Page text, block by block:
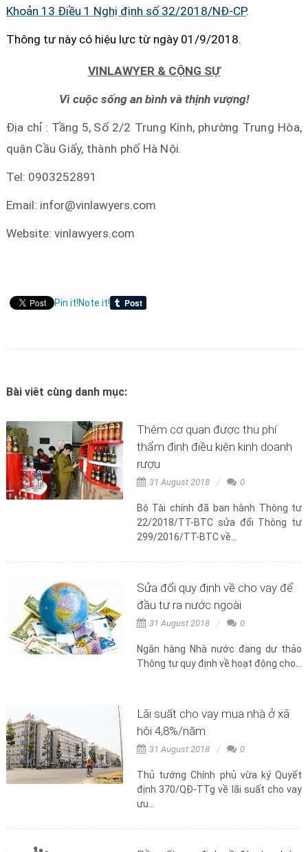
Khoản 13 Điều 1 Nghị định số 32/2018/NĐ-CP.
Thông tư này có hiệu lực từ ngày 01/9/2018.
VINLAWYER & CỘNG SỰ
Vì cuộc sống an bình và thịnh vượng!
Địa chỉ : Tầng 5, Số 2/2 Trung Kính, phường Trung Hòa,
quận Cầu Giấy, thành phố Hà Nội.
Tel: 0903252891
Email: infor@vinlawyers.com
Website: vinlawyers.com
Pin it!Note it!
Bài viêt cùng danh mục:
Thêm cơ quan được thu phí
thẩm định điều kiện kinh doanh
rượu
31 August 2018 0
Bộ Tài chính đã ban hành Thông tư
22/2018/TT-BTC sửa đổi Thông tư
299/2016/TT-BTC về...
Sửa đổi quy định về cho vay để
đầu tư ra nước ngoài
31 August 2018 0
Ngân hàng Nhà nước đang dự thảo
Thông tư quy định về hoạt động cho...
Lãi suất cho vay mua nhà ở xã
hội 4,8%/năm
31 August 2018 0
Thủ tướng Chính phủ vừa ký Quyết
định 370/QĐ-TTg về lãi suất cho vay
ưu...